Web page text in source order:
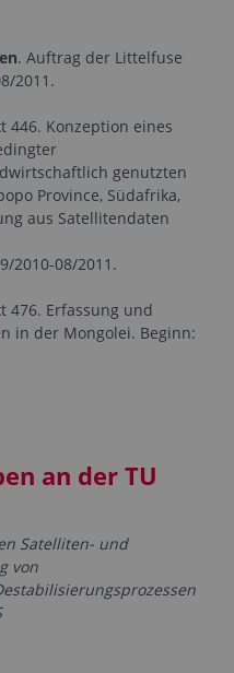
. Auftrag der Littelfuse
2011.
446. Konzeption eines
genutzten
Province, Südafrika,
aus Satellitendaten
2010-08/2011.
476. Erfassung und
in der Mongolei. Beginn:
an der TU
Satelliten- und
von